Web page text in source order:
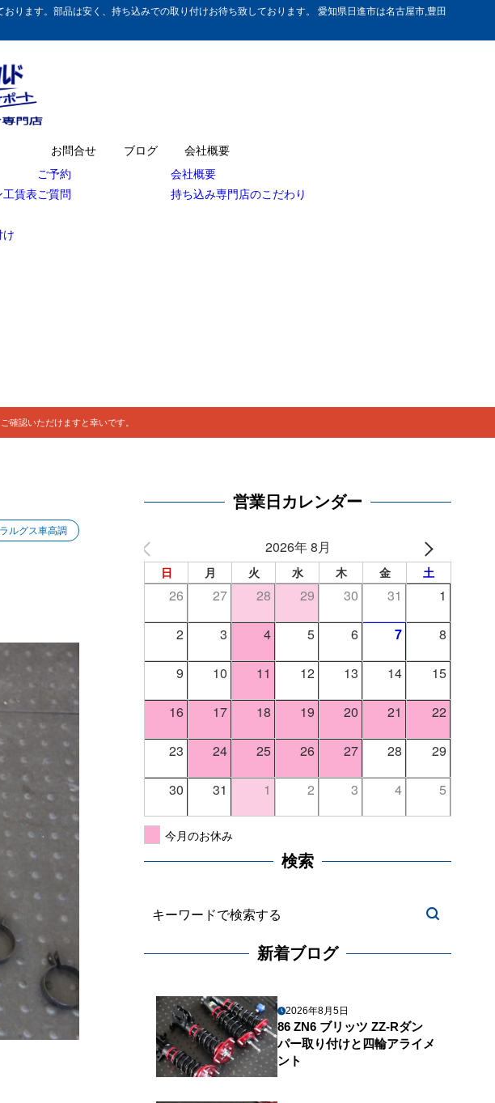
ります。部品は安く、持ち込みでの取り付けお待ち致しております。 愛知県日進市は名古屋市,豊田
工賃表
け
お問合せ
ご予約
ご質問
ブログ
会社概要
会社概要
持ち込み専門店のこだわり
確認いただけますと幸いです。
ルグス車高調
営業日カレンダー
2026年 8月
日 月 火 水 木 金 土
26 27 28 29 30 31 1
2 3 4 5 6 7 8
9 10 11 12 13 14 15
16 17 18 19 20 21 22
23 24 25 26 27 28 29
30 31 1 2 3 4 5
今月のお休み
検索
新着ブログ
2026年8月5日
86 ZN6 ブリッツ ZZ-Rダン
パー取り付けと四輪アライメ
ント